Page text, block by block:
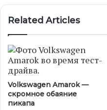
Related Articles
Volkswagen Amarok —
скромное обаяние
пикапа